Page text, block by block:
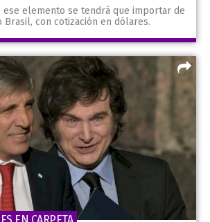
ese elemento se tendrá que importar de
Brasil, con cotización en dólares.